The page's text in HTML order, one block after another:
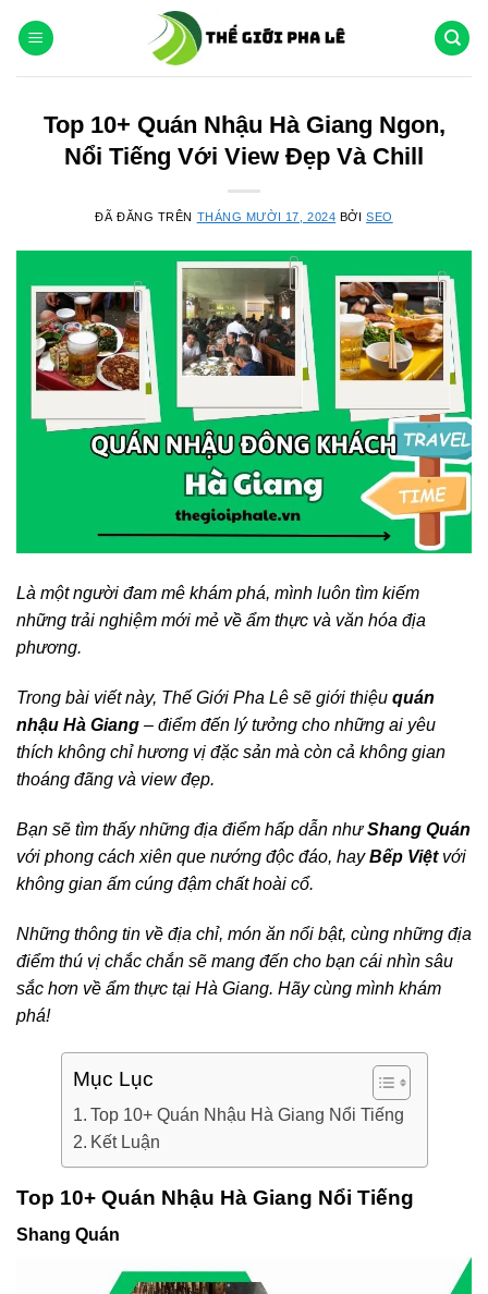
đến
Top 10+ Quán Nhậu Hà Giang Ngon,
Nổi Tiếng Với View Đẹp Và Chill
ĐÃ ĐĂNG TRÊN THÁNG MƯỜI 17, 2024 BỞISEO
Là một người đam mê khám phá, mình luôn tìm kiếm
những trải nghiệm mới mẻ về ẩm thực và văn hóa địa
phương.
Trong bài viết này, Thế Giới Pha Lê sẽ giới thiệu quán
nhậu Hà Giang – điểm đến lý tưởng cho những ai yêu
thích không chỉ hương vị đặc sản mà còn cả không gian
thoáng đãng và view đẹp.
Bạn sẽ tìm thấy những địa điểm hấp dẫn nhưShang Quán
với phong cách xiên que nướng độc đáo, hayBếp Việtvới
không gian ấm cúng đậm chất hoài cổ.
Những thông tin về địa chỉ, món ăn nổi bật, cùng những địa
điểm thú vị chắc chắn sẽ mang đến cho bạn cái nhìn sâu
sắc hơn về ẩm thực tại Hà Giang. Hãy cùng mình khám
phá!
Mục Lục
Top 10+ Quán Nhậu Hà Giang Nổi Tiếng
Kết Luận
Top 10+ Quán Nhậu Hà Giang Nổi Tiếng
Shang Quán